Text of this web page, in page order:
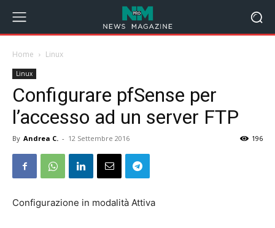
Home Linux
Linux
Configurare pfSense per
l’accesso ad un server FTP
By Andrea C. - 12 Settembre 2016 196
Configurazione in modalità Attiva